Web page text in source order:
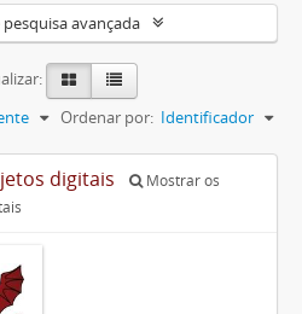
avançada
Ordenar por: Identificador
digitais
Mostrar os